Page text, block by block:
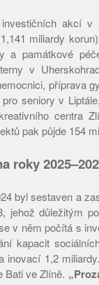
akcí
miliardy
a památkové
v
příprava
seniory v
centra
pak půjde 154
roky
byl sestaven a
jehož důležitým
v něm počítá s
kapacit
inovací 1,2
Bati ve Zlíně.